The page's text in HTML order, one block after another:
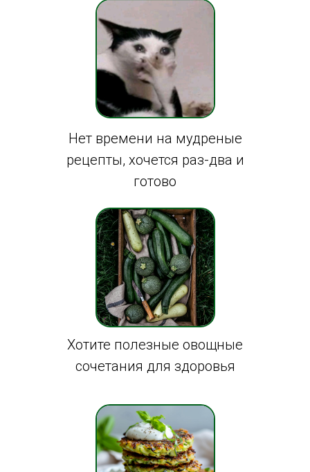
Нет времени на мудреные
рецепты, хочется раз-два и
готово
Хотите полезные овощные
сочетания для здоровья